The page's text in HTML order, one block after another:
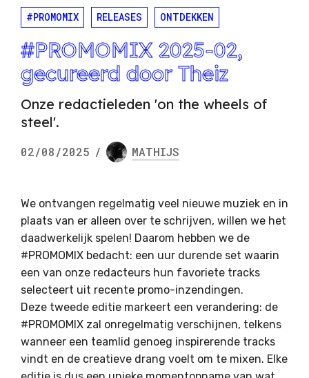
#PROMOMIX RELEASES ONTDEKKEN
#PROMOMIX 2025-02,
gecureerd door Theiz
Onze redactieleden 'on the wheels of
steel'.
02/08/2025 / MATHIJS
We ontvangen regelmatig veel nieuwe muziek en in
plaats van er alleen over te schrijven, willen we het
daadwerkelijk spelen! Daarom hebben we de
#PROMOMIX bedacht: een uur durende set waarin
een van onze redacteurs hun favoriete tracks
selecteert uit recente promo-inzendingen.
Deze tweede editie markeert een verandering: de
#PROMOMIX zal onregelmatig verschijnen, telkens
wanneer een teamlid genoeg inspirerende tracks
vindt en de creatieve drang voelt om te mixen. Elke